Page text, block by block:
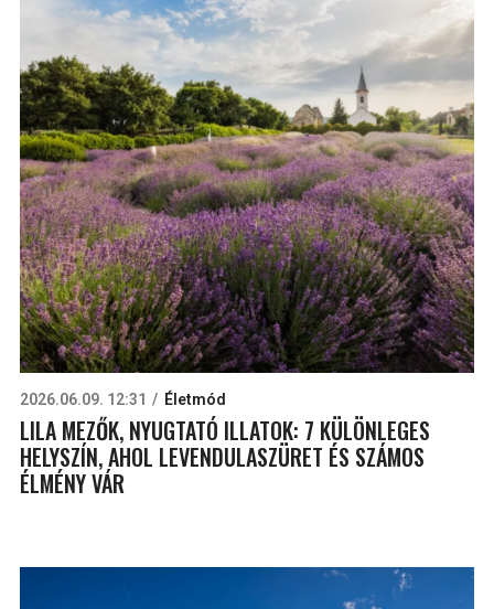
2026.06.09. 12:31 Életmód
LILA MEZŐK, NYUGTATÓ ILLATOK: 7 KÜLÖNLEGES
HELYSZÍN, AHOL LEVENDULASZÜRET ÉS SZÁMOS
ÉLMÉNY VÁR